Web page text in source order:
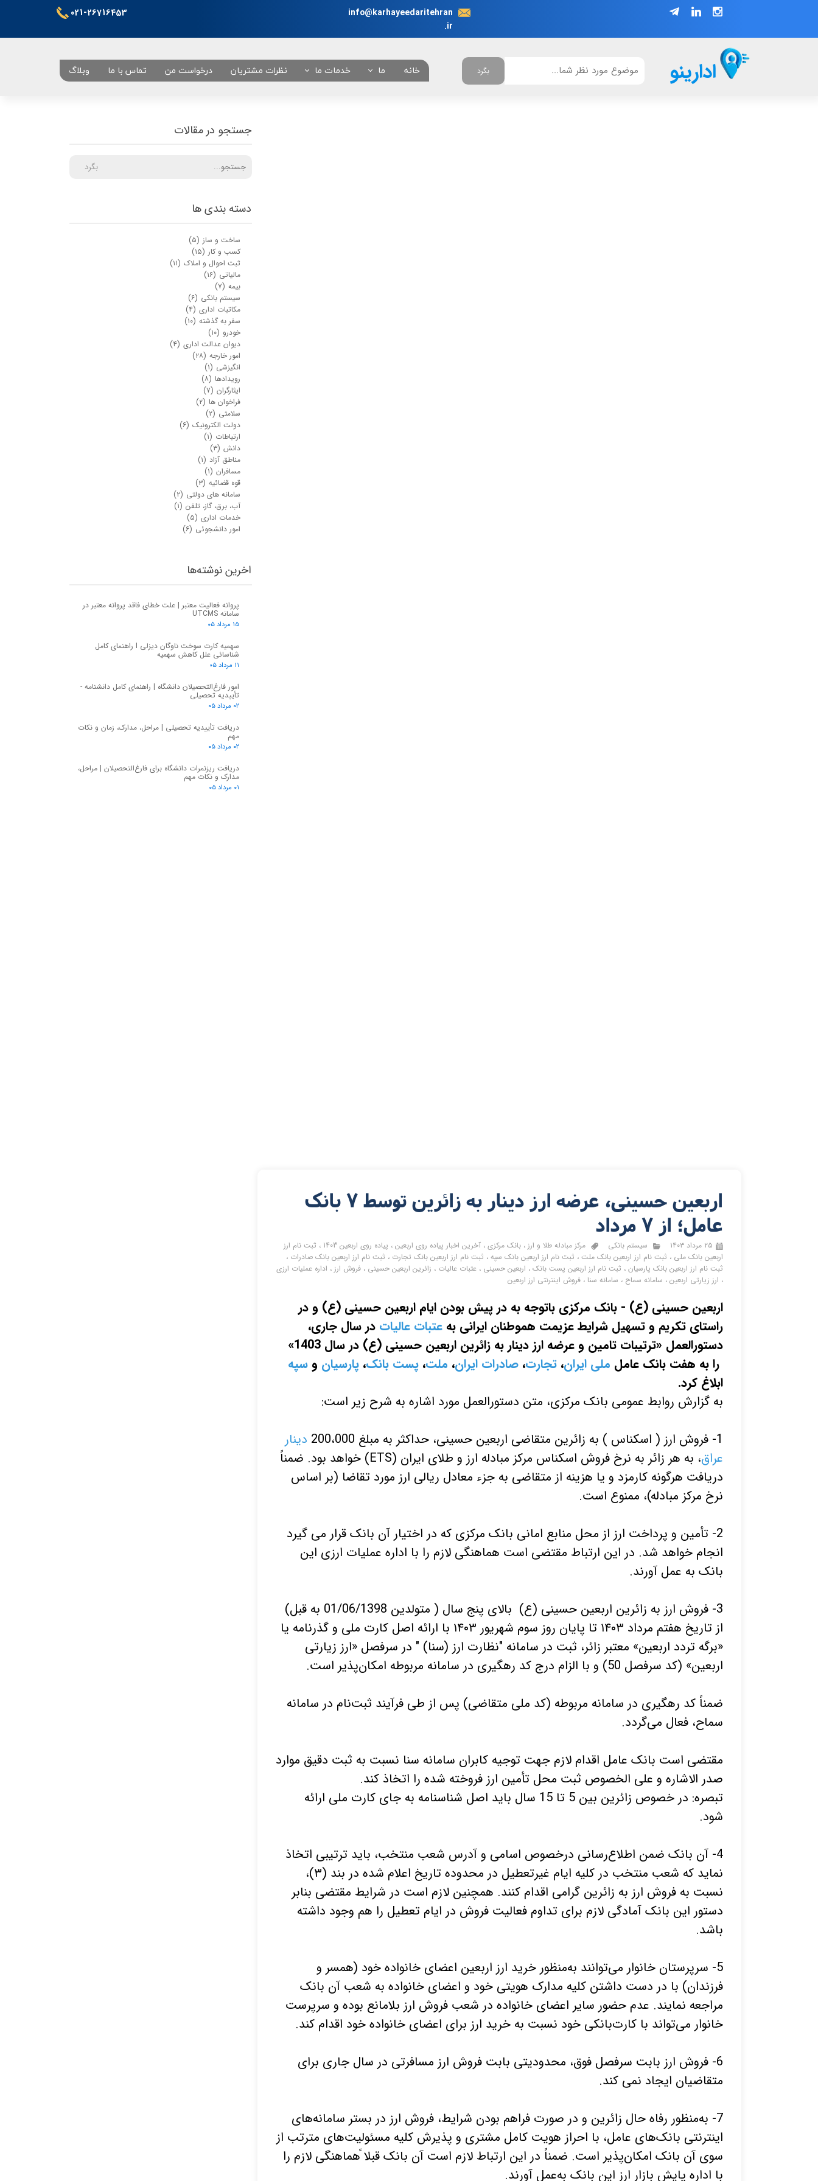
021-26716453
info@karhayeedaritehran
.ir
ادارینو خانه ما خدمات ما نظرات مشتریان درخواست من تماس با ما وبلاگ بگرد
اربعین حسینی، عرضه ارز دینار به زائرین توسط ۷ بانک
عامل؛ از ۷ مرداد
۲۵ مرداد ۱۴۰۳ سیستم بانکی مرکز مبادله طلا و ارز ، بانک مرکزی، آخرین اخبار پیاده روی اربعین، پیاده روی اربعین 1403 ، ثبت نام ارز
اربعین بانک ملی ، ثبت نام ارز اربعین بانک ملت، ثبت نام ارز اربعین بانک سپه، ثبت نام ارز اربعین بانک تجارت ، ثبت نام ارز اربعین بانک صادرات ،
ثبت نام ارز اربعین بانک پارسیان، ثبت نام ارز اربعین پست بانک، اربعین حسینی ، عتبات عالیات ، زائرین اربعین حسینی ، فروش ارز ، اداره عملیات ارزی
، ارز زیارتی اربعین، سامانه سماح ، سامانه سنا ، فروش اینترنتی ارز اربعین
اربعین حسینی (ع) - بانک مرکزی باتوجه به در پیش بودن ایام اربعین حسینی (ع) و در
راستای تکریم و تسهیل شرایط عزیمت هموطنان ایرانی به عتبات عالیات در سال جاری،
دستورالعمل «ترتیبات تامین و عرضه ارز دینار به زائرین اربعین حسینی (ع) در سال 1403»
را به هفت بانک عامل ملی ایران، تجارت، صادرات ایران، ملت، پست بانک، پارسیان و سپه
ابلاغ کرد.
به گزارش روابط عمومی بانک مرکزی، متن دستورالعمل مورد اشاره به شرح زیر است:
1- فروش ارز ( اسکناس ) به زائرین متقاضی اربعین حسینی، حداکثر به مبلغ 200،000
دینار
عراق
، به هر زائر به نرخ فروش اسکناس مرکز مبادله ارز و طلای ایران (ETS) خواهد بود. ضمناً
دریافت هرگونه کارمزد و یا هزینه از متقاضی به جزء معادل ریالی ارز مورد تقاضا (بر اساس
نرخ مرکز مبادله)، ممنوع است.
2- تأمین و پرداخت ارز از محل منابع امانی بانک مرکزی که در اختیار آن بانک قرار می گیرد
انجام خواهد شد. در این ارتباط مقتضی است هماهنگی لازم را با اداره عملیات ارزی این
بانک به عمل آورند.
3- فروش ارز به زائرین اربعین حسینی (ع) بالای پنج سال ( متولدین 01/06/1398 به قبل)
از تاریخ هفتم مرداد ۱۴۰۳ تا پایان روز سوم شهریور ۱۴۰۳ با ارائه اصل کارت ملی و گذرنامه یا
«برگه تردد اربعین» معتبر زائر، ثبت در سامانه "نظارت ارز (سنا) " در سرفصل «ارز زیارتی
اربعین» (کد سرفصل 50) و با الزام درج کد رهگیری در سامانه مربوطه امکان‌پذیر است.
ضمناً کد رهگیری در سامانه مربوطه (کد ملی متقاضی) پس از طی فرآیند ثبت‌نام در سامانه
سماح، فعال می‌گردد.
مقتضی است بانک عامل اقدام لازم جهت توجیه کابران سامانه سنا نسبت به ثبت دقیق موارد
صدر الاشاره و علی الخصوص ثبت محل تأمین ارز فروخته شده را اتخاذ کند.
تبصره: در خصوص زائرین بین 5 تا 15 سال باید اصل شناسنامه به جای کارت ملی ارائه
شود.
4- آن بانک ضمن اطلاع‌رسانی درخصوص اسامی و آدرس شعب منتخب، باید ترتیبی اتخاذ
نماید که شعب منتخب در کلیه ایام غیرتعطیل در محدوده تاریخ اعلام شده در بند (۳)،
نسبت به فروش ارز به زائرین گرامی اقدام کنند. همچنین لازم است در شرایط مقتضی بنابر
دستور این بانک آمادگی لازم برای تداوم فعالیت فروش در ایام تعطیل را هم وجود داشته
باشد.
5- سرپرستان خانوار می‌توانند به‌منظور خرید ارز اربعین اعضای خانواده خود (همسر و
فرزندان) با در دست داشتن کلیه مدارک هویتی خود و اعضای خانواده به شعب آن بانک
مراجعه نمایند. عدم حضور سایر اعضای خانواده در شعب فروش ارز بلامانع بوده و سرپرست
خانوار می‌تواند با کارت‌بانکی خود نسبت به خرید ارز برای اعضای خانواده خود اقدام کند.
6- فروش ارز بابت سرفصل فوق، محدودیتی بابت فروش ارز مسافرتی در سال جاری برای
متقاضیان ایجاد نمی کند.
7- به‌منظور رفاه حال زائرین و در صورت فراهم بودن شرایط، فروش ارز در بستر سامانه‌های
اینترنتی بانک‌های عامل، با احراز هویت کامل مشتری و پذیرش کلیه مسئولیت‌های مترتب از
سوی آن بانک امکان‌پذیر است. ضمناً در این ارتباط لازم است آن بانک قبلا ًهماهنگی لازم را
با اداره پایش بازار ارز این بانک به‌عمل آورند.
دسته بندی ها
ساخت و ساز (۵)
کسب و کار (۱۵)
ثبت احوال و املاک (۱۱)
مالیاتی (۱۶)
بیمه (۷)
سیستم بانکی (۶)
مکاتبات اداری (۴)
سفر به گذشته (۱۰)
خودرو (۱۰)
دیوان عدالت اداری (۴)
امور خارجه (۲۸)
انگیزشی (۱)
رویدادها (۸)
ایثارگران (۷)
فراخوان ها (۲)
سلامتی (۲)
دولت الکترونیک (۶)
ارتباطات (۱)
دانش (۳)
مناطق آزاد (۱)
مسافران (۱)
قوه قضائیه (۳)
سامانه های دولتی (۲)
آب، برق، گاز، تلفن (۱)
خدمات اداری (۵)
امور دانشجوئی (۶)
جستجو در مقالات
بگرد
اخرین نوشته‌ها
پروانه فعالیت معتبر | علت خطای فاقد پروانه معتبر در
سامانه UTCMS
۱۵ مرداد ۰۵
سهمیه کارت سوخت ناوگان دیزلی I راهنمای کامل
شناسائی علل کاهش سهمیه
۱۱ مرداد ۰۵
امور فارغ‌التحصیلان دانشگاه | راهنمای کامل دانشنامه -
تأییدیه تحصیلی
۰۲ مرداد ۰۵
دریافت تأییدیه تحصیلی | مراحل، مدارک، زمان و نکات
مهم
۰۲ مرداد ۰۵
دریافت ریزنمرات دانشگاه برای فارغ‌التحصیلان | مراحل،
مدارک و نکات مهم
۰۱ مرداد ۰۵